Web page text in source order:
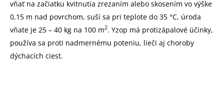
vňať na začiatku kvitnutia zrezaním alebo skosením vo výške
0,15 m nad povrchom, suší sa pri teplote do 35 °C, úroda
vňate je 25 – 40 kg na 100 m2. Yzop má protizápalové účinky,
používa sa proti nadmernému poteniu, lieči aj choroby
dýchacích ciest.